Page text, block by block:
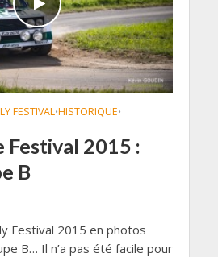
FESTIVAL•HISTORIQUE•
Festival 2015 :
B
Festival 2015 en photos
B… Il n’a pas été facile pour